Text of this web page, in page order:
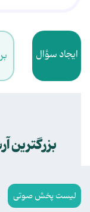
ایجاد سؤال
بزرگترین
لیست پخش صوتی